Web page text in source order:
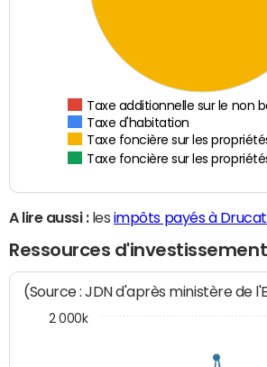
Taxe additionnelle sur le non
Taxe d'habitation
Taxe foncière sur les
Taxe foncière sur les
A lire aussi :les impôts payés à Drucat
Ressources
(Source : JDN d'après ministère de
2 000k